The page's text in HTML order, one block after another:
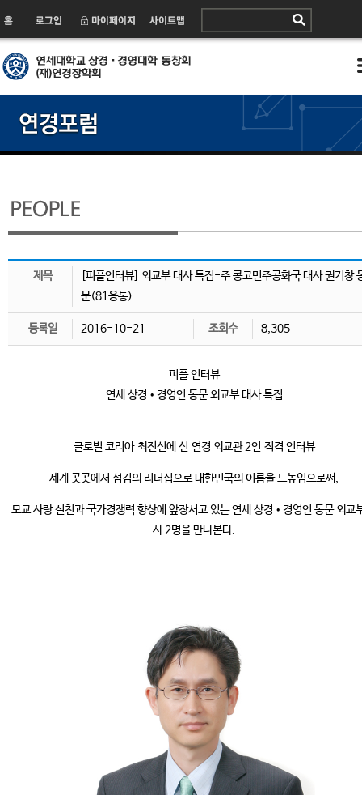
제목
[피플인터뷰] 외교부 대사 특집-주 콩고민주공화국 대사 권기창
문(81응통)
등록일 2016-10-21 조회수 8,305
피플 인터뷰
연세 상경•경영인 동문 외교부 대사 특집
글로벌 코리아 최전선에 선 연경 외교관 2인 직격 인터뷰
세계 곳곳에서 섬김의 리더십으로 대한민국의 이름을 드높임으로써,
모교 사랑 실천과 국가경쟁력 향상에 앞장서고 있는 연세 상경•경영인 동문 외교
사 2명을 만나본다.